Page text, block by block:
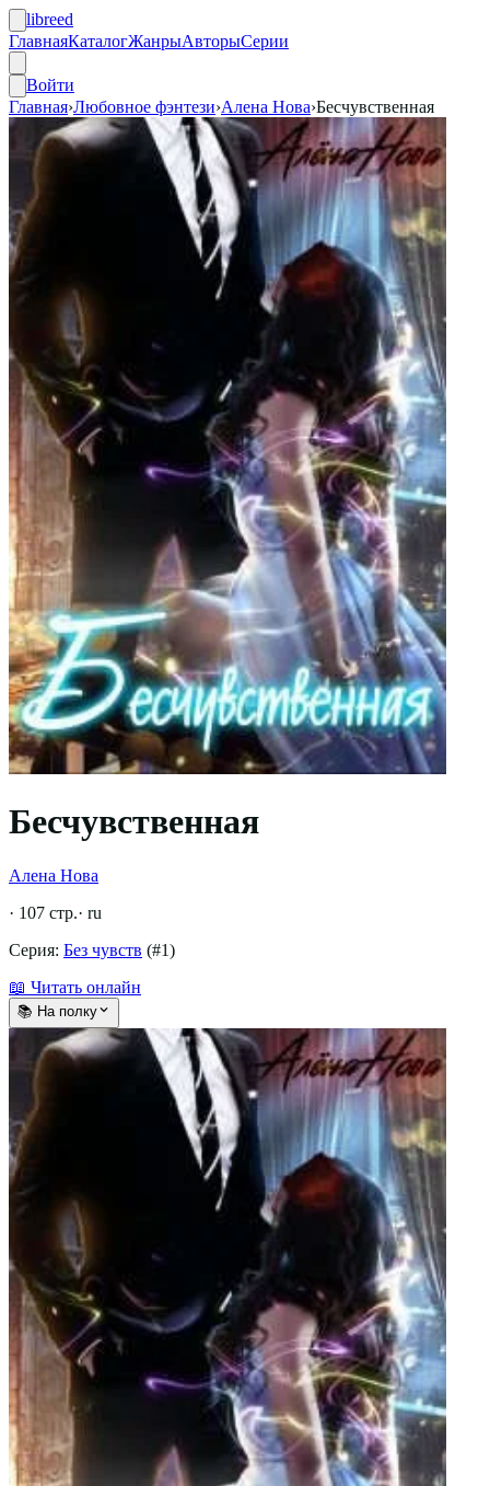
libreed
ГлавнаяКаталогЖанрыАвторыСерии
Войти
Главная›Любовное фэнтези›Алена Нова›Бесчувственная
Бесчувственная
Алена Нова
· 107 стр.· ru
Серия: Без чувств (#1)
📖 Читать онлайн
📚 На полку